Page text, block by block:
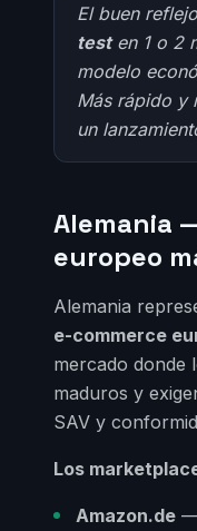
El buen
testen 1 o 2
modelo
Más rápido y
un
Alemania
europeo
Alemania
e-commerce
mercado donde
maduros y
SAV y
Los
Amazon.de —